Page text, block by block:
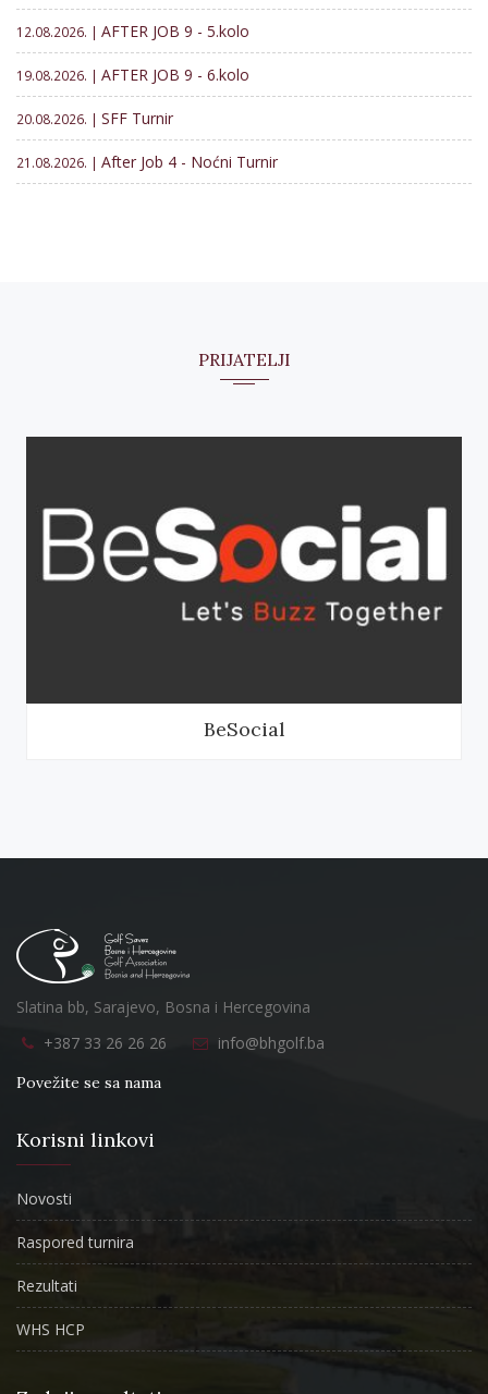
12.08.2026. | AFTER JOB 9 - 5.kolo
19.08.2026. | AFTER JOB 9 - 6.kolo
20.08.2026. | SFF Turnir
21.08.2026. | After Job 4 - Noćni Turnir
PRIJATELJI
BeSocial
Slatina bb, Sarajevo, Bosna i Hercegovina
+387 33 26 26 26
info@bhgolf.ba
Povežite se sa nama
Korisni linkovi
Novosti
Raspored turnira
Rezultati
WHS HCP